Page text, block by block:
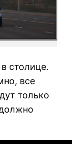
столице.
все
только